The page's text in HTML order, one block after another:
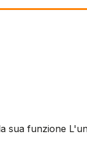
sua funzione